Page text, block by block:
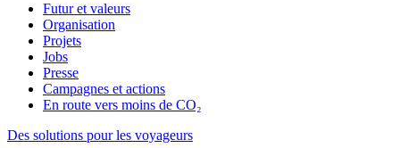
Futur et valeurs
Organisation
Projets
Jobs
Presse
Campagnes et actions
En route vers moins de CO₂
Des solutions pour les voyageurs